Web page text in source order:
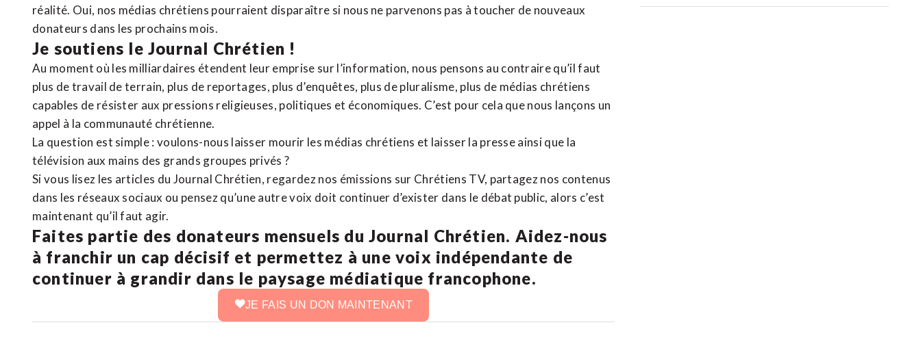
réalité. Oui, nos médias chrétiens pourraient disparaître si nous ne parvenons pas à toucher de nouveaux
donateurs dans les prochains mois.
Je soutiens le Journal Chrétien !
Au moment où les milliardaires étendent leur emprise sur l’information, nous pensons au contraire qu’il faut
plus de travail de terrain, plus de reportages, plus d’enquêtes, plus de pluralisme, plus de médias chrétiens
capables de résister aux pressions religieuses, politiques et économiques. C’est pour cela que nous lançons un
appel à la communauté chrétienne.
La question est simple : voulons-nous laisser mourir les médias chrétiens et laisser la presse ainsi que la
télévision aux mains des grands groupes privés ?
Si vous lisez les articles du Journal Chrétien, regardez nos émissions sur Chrétiens TV, partagez nos contenus
dans les réseaux sociaux ou pensez qu’une autre voix doit continuer d’exister dans le débat public, alors c’est
maintenant qu’il faut agir.
Faites partie des donateurs mensuels du Journal Chrétien. Aidez-nous
à franchir un cap décisif et permettez à une voix indépendante de
continuer à grandir dans le paysage médiatique francophone.
JE FAIS UN DON MAINTENANT